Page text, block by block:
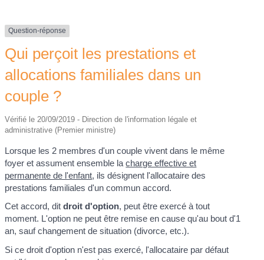
Question-réponse
Qui perçoit les prestations et
allocations familiales dans un
couple ?
Vérifié le 20/09/2019 - Direction de l'information légale et
administrative (Premier ministre)
Lorsque les 2 membres d'un couple vivent dans le même
foyer et assument ensemble lacharge effective et
permanente de l'enfant, ils désignent l'allocataire des
prestations familiales d'un commun accord.
Cet accord, ditdroit d'option, peut être exercé à tout
moment. L'option ne peut être remise en cause qu'au bout d'1
an, sauf changement de situation (divorce, etc.).
Si ce droit d'option n'est pas exercé, l'allocataire par défaut